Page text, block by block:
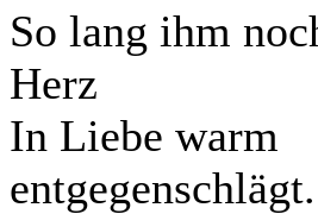
So lang ihm
Herz
In Liebe warm
entgegenschlägt.